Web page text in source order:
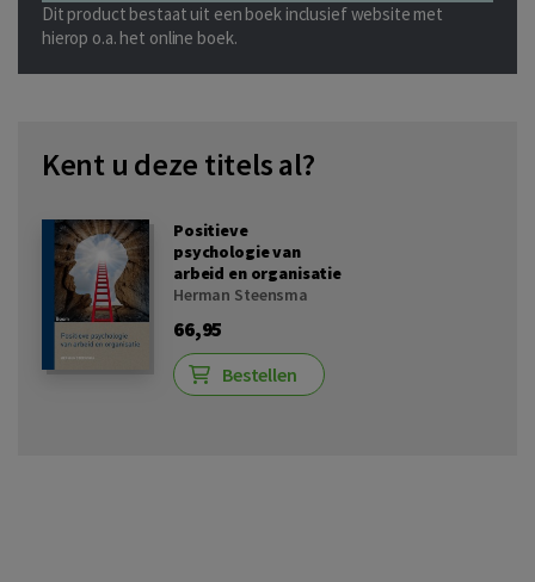
Dit product bestaat uit een boek inclusief website met
hierop o.a. het online boek.
Kent u deze titels al?
Positieve
psychologie van
arbeid en organisatie
Herman Steensma
66,95
Bestellen